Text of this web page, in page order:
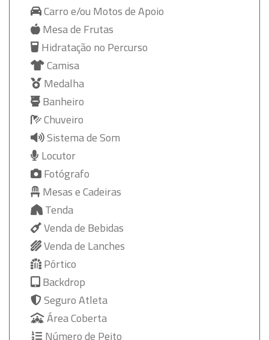
Carro e/ou Motos de Apoio
Mesa de Frutas
Hidratação no Percurso
Camisa
Medalha
Banheiro
Chuveiro
Sistema de Som
Locutor
Fotógrafo
Mesas e Cadeiras
Tenda
Venda de Bebidas
Venda de Lanches
Pórtico
Backdrop
Seguro Atleta
Área Coberta
Número de Peito